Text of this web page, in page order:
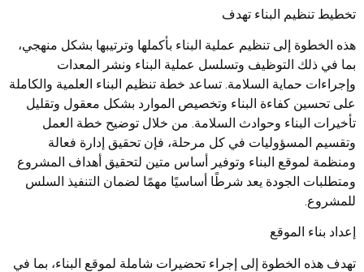
تخطيط تنظيم البناء تهدف
هذه الخطوة إلى تنظيم عملية البناء بأكملها وترتيبها بشكل منهجي،
بما في ذلك التوظيف وتسلسل عملية البناء ونشر المعدات
وإجراءات حماية السلامة. تساعد خطة تنظيم البناء العلمية والكاملة
على تحسين كفاءة البناء وتخصيص الموارد بشكل معقول وتقليل
تأخيرات البناء وحوادث السلامة. من خلال توضيح خطة العمل
وتقسيم المسؤوليات في كل مرحلة، فإن تحقيق إدارة فعالة
ومنظمة لموقع البناء وتوفير أساس متين لتحقيق أهداف المشروع
ومتطلبات الجودة يعد شرطًا أساسيًا مهمًا لضمان التنفيذ السلس
للمشروع.
إعداد بناء الموقع
تهدف هذه الخطوة إلى إجراء تحضيرات شاملة لموقع البناء، بما في